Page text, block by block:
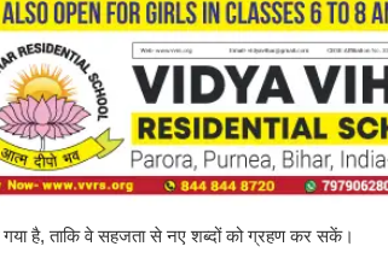
है, ताकि वे सहजता से नए शब्दों को ग्रहण कर सकें।